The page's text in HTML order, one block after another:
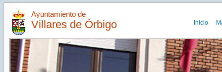
Ayuntamiento de
Villares de Órbigo Inicio